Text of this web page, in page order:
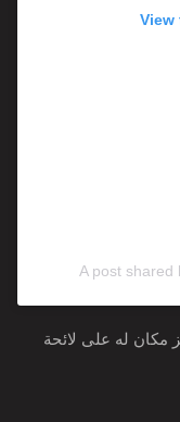
View
A post shared
مكان له على لائحة